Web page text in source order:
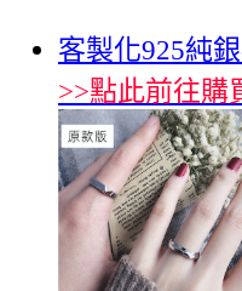
客製化925純
>>點此前往購